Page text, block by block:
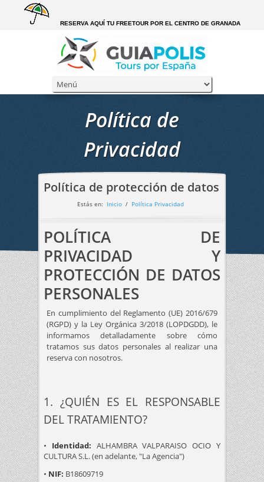
RESERVA AQUÍ TU FREETOUR POR EL CENTRO DE GRANADA
Política de
Privacidad
Política de protección de datos
Estás en: Inicio / Política Privacidad
POLÍTICA DE
PRIVACIDAD Y
PROTECCIÓN DE DATOS
PERSONALES
En cumplimiento del Reglamento (UE) 2016/679
(RGPD) y la Ley Orgánica 3/2018 (LOPDGDD), le
informamos detalladamente sobre cómo
tratamos sus datos personales al realizar una
reserva con nosotros.
1. ¿QUIÉN ES EL RESPONSABLE
DEL TRATAMIENTO?
• Identidad: ALHAMBRA VALPARAISO OCIO Y
CULTURA S.L. (en adelante, "La Agencia")
• NIF: B18609719